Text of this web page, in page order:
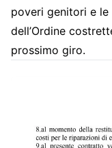
poveri genitori e le
dell’Ordine
prossimo giro.